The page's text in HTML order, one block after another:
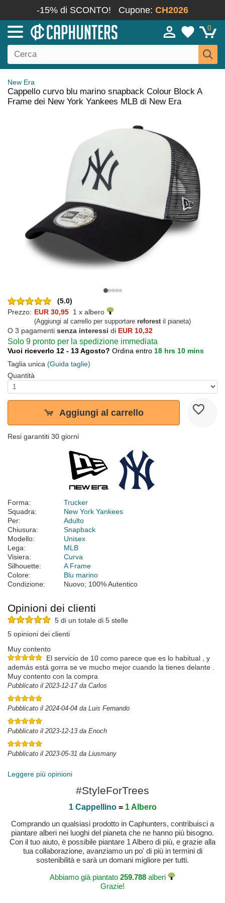
-15% di SCONTO! Cupone: CH2026
0
New Era
Cappello curvo blu marino snapback Colour Block A
Frame dei New York Yankees MLB di New Era
(5.0)
Prezzo: EUR 30,95 1 x albero
(Aggiungi al carrello per supportare reforestil pianeta)
O 3 pagamenti senza interessi di EUR 10,32
Solo 9 pronto per la spedizione immediata
Vuoi riceverlo 12 - 13 Agosto? Ordina entro 18 hrs 10 mins
Taglia unica (Guida taglie)
Quantità
Aggiungi al carrello
Resi garantiti 30 giorni
Forma:
Trucker
Squadra:
New York Yankees
Per:
Adulto
Chiusura:
Snapback
Modello:
Unisex
Lega:
MLB
Visiera:
Curva
Silhouette:
A Frame
Colore:
Blu marino
Condizione:
Nuovo; 100% Autentico
Opinioni dei clienti
5 di un totale di 5 stelle
5 opinioni dei clienti
Muy contento
El servicio de 10 como parece que es lo habitual , y
además está gorra se ve mucho mejor cuando la tienes delante .
Muy contento con la compra
Pubblicato il 2023-12-17 da Carlos
Pubblicato il 2024-04-04 da Luis Fernando
Pubblicato il 2023-12-13 da Enoch
Pubblicato il 2023-05-31 da Liusmany
Leggere più opinioni
#StyleForTrees
1 Cappellino= 1 Albero
Comprando un qualsiasi prodotto in Caphunters, contribuisci a
piantare alberi nei luoghi del pianeta che ne hanno più bisogno.
Con il tuo aiuto, è possibile piantare 1 Albero di più, e grazie alla
tua collaborazione, avanziamo un po' di più in termini di
sostenibilità e sarà un domani migliore per tutti.
Abbiamo già piantato 259.788 alberi
Grazie!